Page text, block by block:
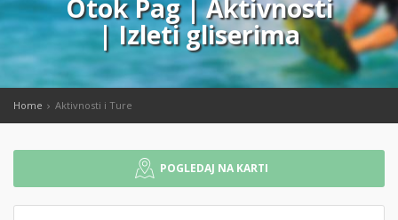
Otok Pag | Aktivnosti
| Izleti gliserima
Home Aktivnosti i Ture
POGLEDAJ NA KARTI